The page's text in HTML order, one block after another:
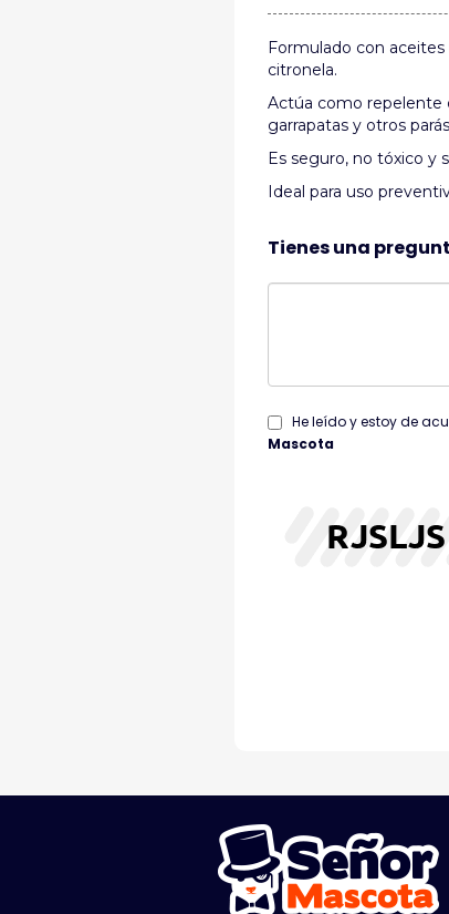
Formulado con
citronela.
Actúa como repelente
garrapatas y otros
Es seguro, no tóxico y
Ideal para uso
Tienes una
He leído y estoy de
Mascota